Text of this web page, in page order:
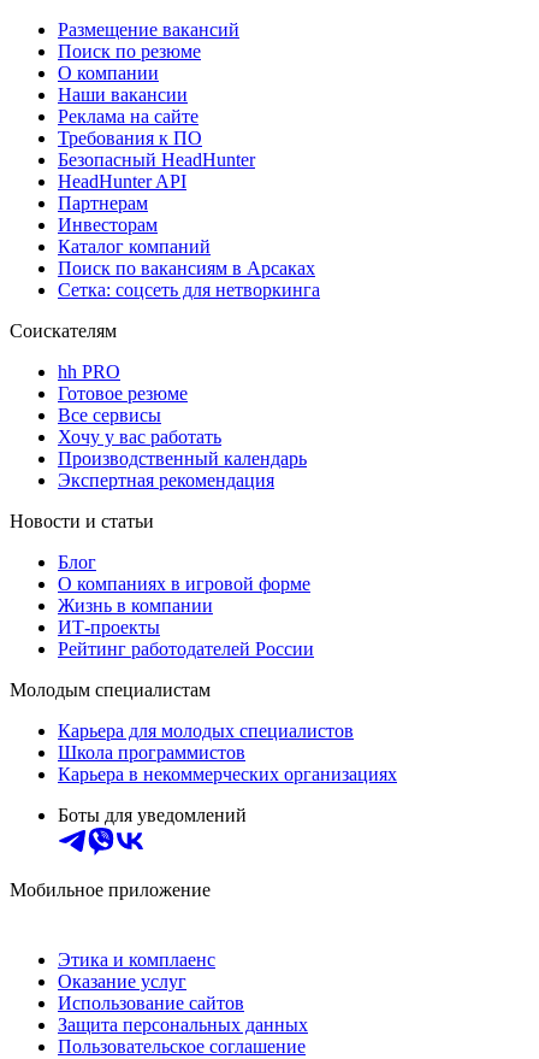
Размещение вакансий
Поиск по резюме
О компании
Наши вакансии
Реклама на сайте
Требования к ПО
Безопасный HeadHunter
HeadHunter API
Партнерам
Инвесторам
Каталог компаний
Поиск по вакансиям в Арсаках
Сетка: соцсеть для нетворкинга
Соискателям
hh PRO
Готовое резюме
Все сервисы
Хочу у вас работать
Производственный календарь
Экспертная рекомендация
Новости и статьи
Блог
О компаниях в игровой форме
Жизнь в компании
ИТ-проекты
Рейтинг работодателей России
Молодым специалистам
Карьера для молодых специалистов
Школа программистов
Карьера в некоммерческих организациях
Боты для уведомлений
Мобильное приложение
Этика и комплаенс
Оказание услуг
Использование сайтов
Защита персональных данных
Пользовательское соглашение